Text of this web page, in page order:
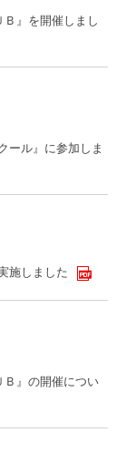
』を開催しまし
ール』に参加しま
施しました
Ｂ』の開催につい